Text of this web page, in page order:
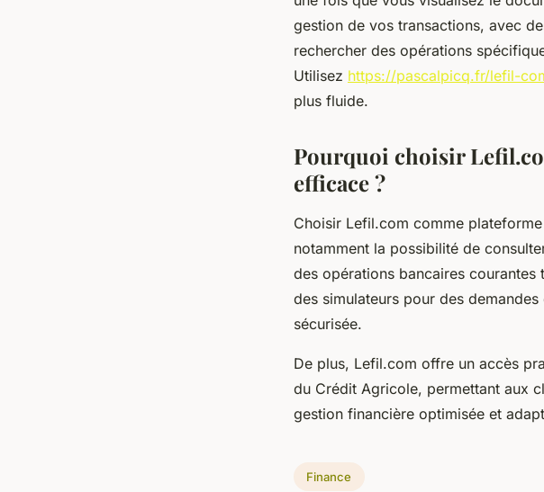
gestion de vos transactions, avec
rechercher des opérations
Utilisez https://pascalpicq.fr/lefil-
plus fluide.
Pourquoi choisir
efficace ?
Choisir Lefil.com comme
notamment la possibilité de
des opérations bancaires
des simulateurs pour des
sécurisée.
De plus, Lefil.com offre un accès
du Crédit Agricole, permettant aux
gestion financière optimisée et
Finance